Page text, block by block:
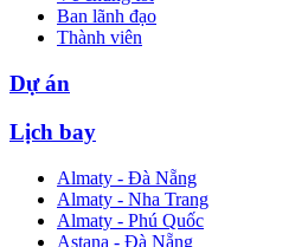
Ban lãnh đạo
Thành viên
Dự án
Lịch bay
Almaty - Đà Nẵng
Almaty - Nha Trang
Almaty - Phú Quốc
Astana - Đà Nẵng